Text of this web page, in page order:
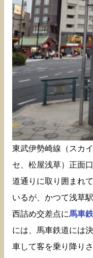
東武伊勢崎線（スカ
セ、松屋浅草）正面
道通りに取り囲まれ
いるが、かつて浅草
西詰め交差点に馬車
には、馬車鉄道には
車して客を乗り降り